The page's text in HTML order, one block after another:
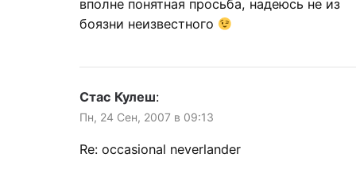
вполне понятная просьба, надеюсь не из
боязни неизвестного
Стас Кулеш:
Пн, 24 Сен, 2007 в 09:13
Re: occasional neverlander